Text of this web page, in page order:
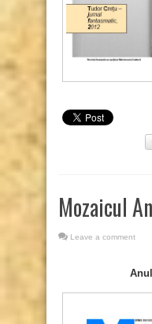
Mozaicul
Leave a comment